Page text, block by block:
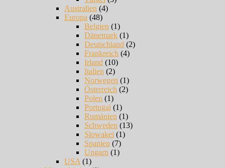
Australien (4)
Europa (48)
Belgien (1)
Dänemark (1)
Deutschland (2)
Frankreich (4)
Irland (10)
Italien (2)
Norwegen (1)
Österreich (2)
Polen (1)
Portugal (1)
Rumänien (1)
Schweden (13)
Slowakei (1)
Spanien (7)
Ungarn (1)
USA (1)